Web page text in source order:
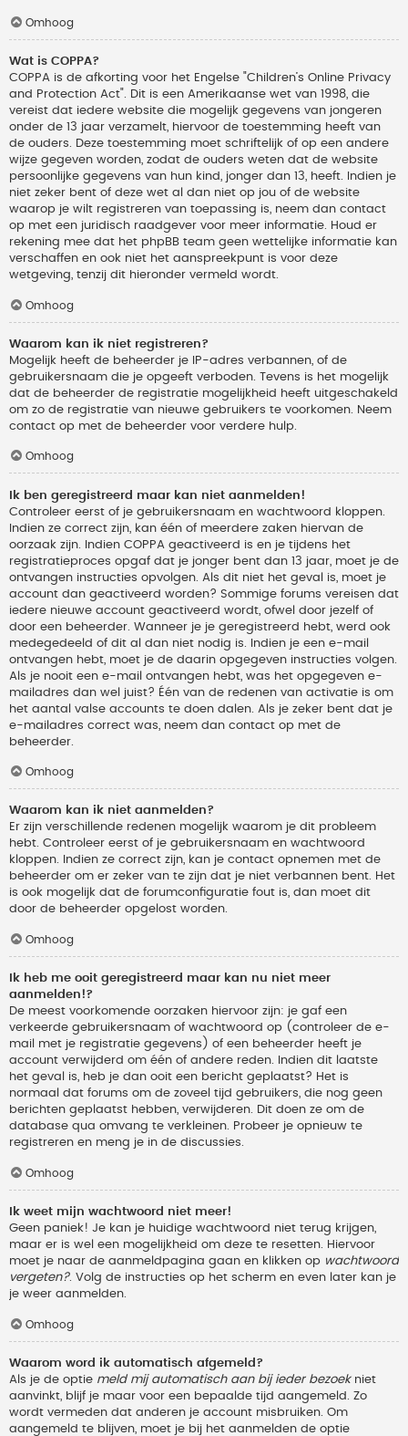
Omhoog
Wat is COPPA?
COPPA is de afkorting voor het Engelse "Children’s Online Privacy
and Protection Act". Dit is een Amerikaanse wet van 1998, die
vereist dat iedere website die mogelijk gegevens van jongeren
onder de 13 jaar verzamelt, hiervoor de toestemming heeft van
de ouders. Deze toestemming moet schriftelijk of op een andere
wijze gegeven worden, zodat de ouders weten dat de website
persoonlijke gegevens van hun kind, jonger dan 13, heeft. Indien je
niet zeker bent of deze wet al dan niet op jou of de website
waarop je wilt registreren van toepassing is, neem dan contact
op met een juridisch raadgever voor meer informatie. Houd er
rekening mee dat het phpBB team geen wettelijke informatie kan
verschaffen en ook niet het aanspreekpunt is voor deze
wetgeving, tenzij dit hieronder vermeld wordt.
Omhoog
Waarom kan ik niet registreren?
Mogelijk heeft de beheerder je IP-adres verbannen, of de
gebruikersnaam die je opgeeft verboden. Tevens is het mogelijk
dat de beheerder de registratie mogelijkheid heeft uitgeschakeld
om zo de registratie van nieuwe gebruikers te voorkomen. Neem
contact op met de beheerder voor verdere hulp.
Omhoog
Ik ben geregistreerd maar kan niet aanmelden!
Controleer eerst of je gebruikersnaam en wachtwoord kloppen.
Indien ze correct zijn, kan één of meerdere zaken hiervan de
oorzaak zijn. Indien COPPA geactiveerd is en je tijdens het
registratieproces opgaf dat je jonger bent dan 13 jaar, moet je de
ontvangen instructies opvolgen. Als dit niet het geval is, moet je
account dan geactiveerd worden? Sommige forums vereisen dat
iedere nieuwe account geactiveerd wordt, ofwel door jezelf of
door een beheerder. Wanneer je je geregistreerd hebt, werd ook
medegedeeld of dit al dan niet nodig is. Indien je een e-mail
ontvangen hebt, moet je de daarin opgegeven instructies volgen.
Als je nooit een e-mail ontvangen hebt, was het opgegeven e-
mailadres dan wel juist? Één van de redenen van activatie is om
het aantal valse accounts te doen dalen. Als je zeker bent dat je
e-mailadres correct was, neem dan contact op met de
beheerder.
Omhoog
Waarom kan ik niet aanmelden?
Er zijn verschillende redenen mogelijk waarom je dit probleem
hebt. Controleer eerst of je gebruikersnaam en wachtwoord
kloppen. Indien ze correct zijn, kan je contact opnemen met de
beheerder om er zeker van te zijn dat je niet verbannen bent. Het
is ook mogelijk dat de forumconfiguratie fout is, dan moet dit
door de beheerder opgelost worden.
Omhoog
Ik heb me ooit geregistreerd maar kan nu niet meer
aanmelden!?
De meest voorkomende oorzaken hiervoor zijn: je gaf een
verkeerde gebruikersnaam of wachtwoord op (controleer de e-
mail met je registratie gegevens) of een beheerder heeft je
account verwijderd om één of andere reden. Indien dit laatste
het geval is, heb je dan ooit een bericht geplaatst? Het is
normaal dat forums om de zoveel tijd gebruikers, die nog geen
berichten geplaatst hebben, verwijderen. Dit doen ze om de
database qua omvang te verkleinen. Probeer je opnieuw te
registreren en meng je in de discussies.
Omhoog
Ik weet mijn wachtwoord niet meer!
Geen paniek! Je kan je huidige wachtwoord niet terug krijgen,
maar er is wel een mogelijkheid om deze te resetten. Hiervoor
moet je naar de aanmeldpagina gaan en klikken op wachtwoord
vergeten?. Volg de instructies op het scherm en even later kan je
je weer aanmelden.
Omhoog
Waarom word ik automatisch afgemeld?
Als je de optie meld mij automatisch aan bij ieder bezoekniet
aanvinkt, blijf je maar voor een bepaalde tijd aangemeld. Zo
wordt vermeden dat anderen je account misbruiken. Om
aangemeld te blijven, moet je bij het aanmelden de optie